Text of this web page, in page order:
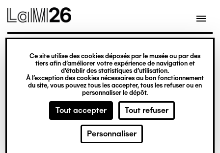
Gestion des cookies
Ce site utilise des cookies déposés par le musée ou par des
tiers afin d’améliorer votre expérience de navigation et
d’établir des statistiques d’utilisation.
À l’exception des cookies nécessaires au bon fonctionnement
du site, vous pouvez tous les accepter, tous les refuser ou en
personnaliser le dépôt.
Tout accepter Tout refuser
Personnaliser
contenu